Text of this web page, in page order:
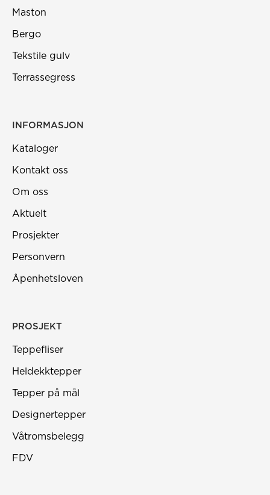
Maston
Bergo
Tekstile gulv
Terrassegress
PROSJEKT
Teppefliser
Heldekktepper
Tepper på mål
Designertepper
Våtromsbelegg
FDV
INFORMASJON
Kataloger
Kontakt oss
Om oss
Aktuelt
Prosjekter
Personvern
Åpenhetsloven